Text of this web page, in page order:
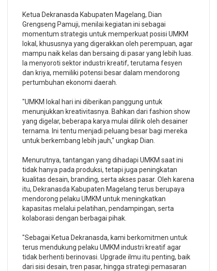
Ketua Dekranasda Kabupaten Magelang, Dian
Grengseng Pamuji, menilai kegiatan ini sebagai
momentum strategis untuk memperkuat posisi UMKM
lokal, khususnya yang digerakkan oleh perempuan, agar
mampu naik kelas dan bersaing di pasar yang lebih luas.
Ia menyoroti sektor industri kreatif, terutama fesyen
dan kriya, memiliki potensi besar dalam mendorong
pertumbuhan ekonomi daerah.
"UMKM lokal hari ini diberikan panggung untuk
menunjukkan kreativitasnya. Bahkan dari fashion show
yang digelar, beberapa karya mulai dilirik oleh desainer
ternama. Ini tentu menjadi peluang besar bagi mereka
untuk berkembang lebih jauh," ungkap Dian.
Menurutnya, tantangan yang dihadapi UMKM saat ini
tidak hanya pada produksi, tetapi juga peningkatan
kualitas desain, branding, serta akses pasar. Oleh karena
itu, Dekranasda Kabupaten Magelang terus berupaya
mendorong pelaku UMKM untuk meningkatkan
kapasitas melalui pelatihan, pendampingan, serta
kolaborasi dengan berbagai pihak.
"Sebagai Ketua Dekranasda, kami berkomitmen untuk
terus mendukung pelaku UMKM industri kreatif agar
tidak berhenti berinovasi. Upgrade ilmu itu penting, baik
dari sisi desain, tren pasar, hingga strategi pemasaran